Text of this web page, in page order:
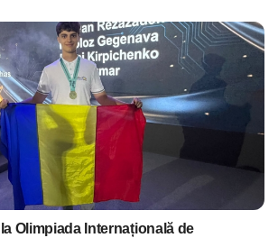
Olimpiada Internațională de